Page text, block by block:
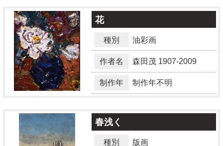
花
種別 油彩画
作者名 森田茂 1907-2009
制作年 制作年不明
春浅く
種別 版画